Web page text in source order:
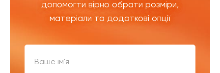
допомогти вірно обрати розміри,
матеріали та додаткові опції